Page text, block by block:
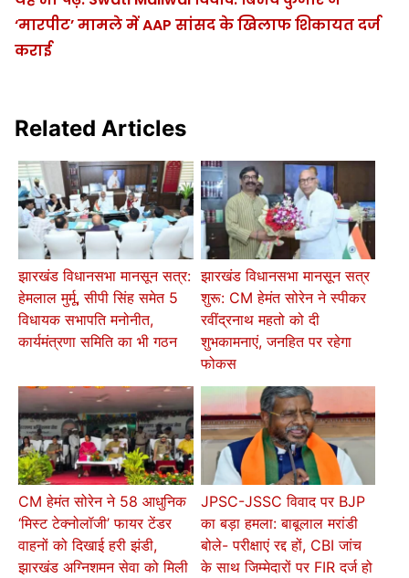
‘मारपीट’ मामले में AAP सांसद के खिलाफ शिकायत दर्ज
कराई
Related Articles
झारखंड विधानसभा मानसून सत्र:
हेमलाल मुर्मू, सीपी सिंह समेत 5
विधायक सभापति मनोनीत,
कार्यमंत्रणा समिति का भी गठन
झारखंड विधानसभा मानसून सत्र
शुरू: CM हेमंत सोरेन ने स्पीकर
रवींद्रनाथ महतो को दी
शुभकामनाएं, जनहित पर रहेगा
फोकस
CM हेमंत सोरेन ने 58 आधुनिक
‘मिस्ट टेक्नोलॉजी’ फायर टेंडर
वाहनों को दिखाई हरी झंडी,
झारखंड अग्निशमन सेवा को मिली
JPSC-JSSC विवाद पर BJP
का बड़ा हमला: बाबूलाल मरांडी
बोले- परीक्षाएं रद्द हों, CBI जांच
के साथ जिम्मेदारों पर FIR दर्ज हो